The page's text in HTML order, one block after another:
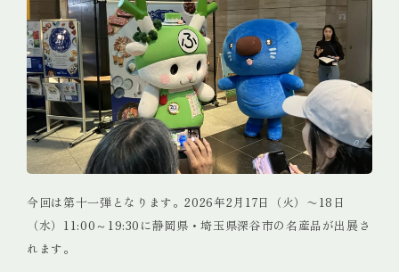
今回は第十一弾となります。2026年2月17日（火）〜18日
（水）11:00～19:30に静岡県・埼玉県深谷市の名産品が出展さ
れます。